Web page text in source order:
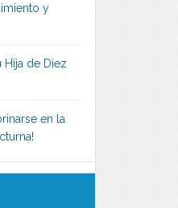
y
Hija de Diez
en la